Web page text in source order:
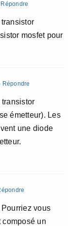
mosfet pour
Répondre
émetteur). Les
une diode
vous
composé un